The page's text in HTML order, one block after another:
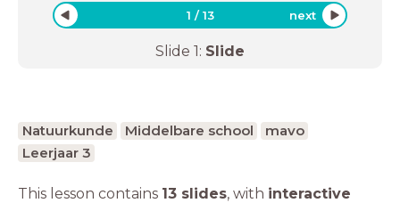
1 /13 next
Slide 1: Slide
Natuurkunde Middelbare school
mavo
Leerjaar 3
This lesson contains 13 slides, with interactive